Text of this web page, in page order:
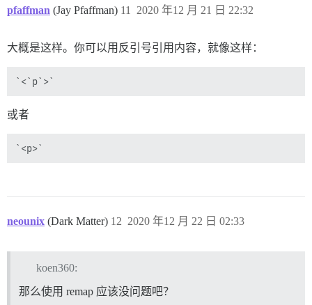
pfaffman (Jay Pfaffman) 2020 年12 月 21 日 22:32
11
大概是这样。你可以用反引号引用内容，就像这样：
或者
neounix (Dark Matter) 2020 年12 月 22 日 02:33
12
koen360:
那么使用 remap 应该没问题吧？